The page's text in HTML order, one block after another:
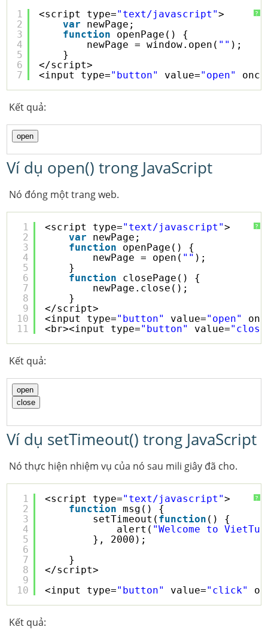
?
1
2
3
4
5
6
7
<script type="text/javascript">
var
newPage;
function
openPage() {
newPage = window.open( "" );
}
</script>
<input type="button" value="open"
Kết quả:
Ví dụ open() trong JavaScript
Nó đóng một trang web.
?
1
2
3
4
5
6
7
8
9
10
11
<script type="text/javascript">
var
newPage;
function
openPage() {
newPage = open( "" );
}
function
closePage() {
newPage.close();
}
</script>
<input type="button" value="open"
<br><input type="button" value=
Kết quả:
Ví dụ setTimeout() trong JavaScript
Nó thực hiện nhiệm vụ của nó sau mili giây đã cho.
?
1
2
3
4
5
6
7
8
9
10
<script type="text/javascript">
function
msg() {
setTimeout( function () {
alert( "Welcome to
}, 2000);
}
</script>
<input type="button" value="click"
Kết quả: